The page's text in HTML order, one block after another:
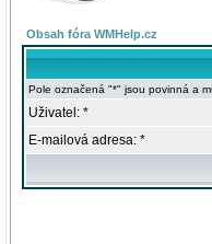
Obsah fóra WMHelp.cz
Pole označená "*" jsou povinná a
Uživatel: *
E-mailová adresa: *